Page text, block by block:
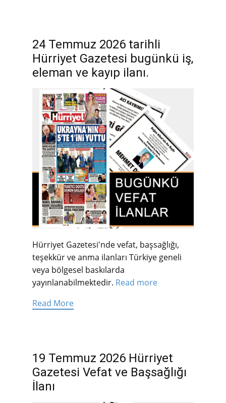
24 Temmuz 2026 tarihli
Hürriyet Gazetesi bugünkü iş,
eleman ve kayıp ilanı.
Hürriyet Gazetesi'nde vefat, başsağlığı,
teşekkür ve anma ilanları Türkiye geneli
veya bölgesel baskılarda
yayınlanabilmektedir. Read more
Read More
19 Temmuz 2026 Hürriyet
Gazetesi Vefat ve Başsağlığı
İlanı